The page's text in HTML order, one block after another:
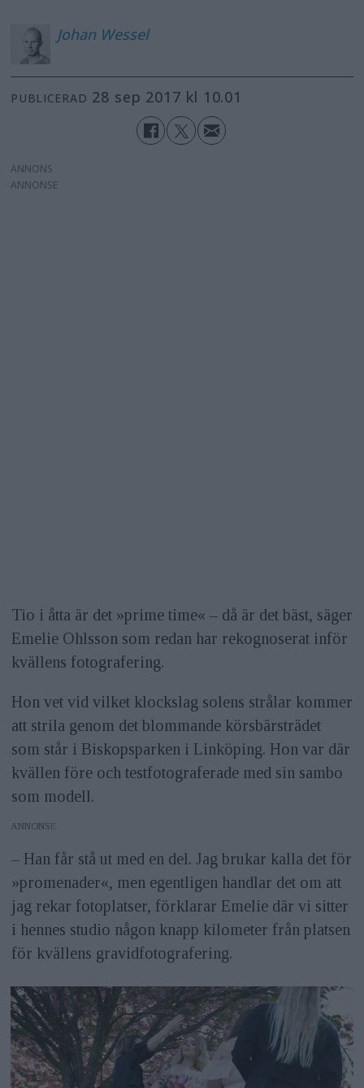
Johan Wessel
PUBLICERAD 28 sep 2017 kl 10.01
ANNONS
Tio i åtta är det »prime time« – då är det bäst, säger
Emelie Ohlsson som redan har rekognoserat inför
kvällens foto­grafering.
Hon vet vid vilket klockslag solens strålar kommer
att strila genom det blommande körsbärsträdet
som står i Biskopsparken i Linköping. Hon var där
kvällen före och testfotograferade med sin sambo
som modell.
ANNONS
– Han får stå ut med en del. Jag brukar kalla det för
»promenader«, men egentligen handlar det om att
jag rekar fotoplatser, förklarar Emelie där vi sitter
i hennes studio någon knapp kilometer från platsen
för kvällens gravid­fotografering.